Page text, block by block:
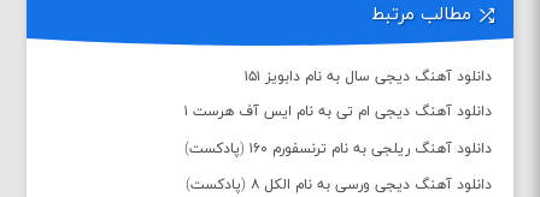
مطالب مرتبط
دانلود آهنگ دیجی سال به نام دابویز ۱۵۱
دانلود آهنگ دیجی ام تی به نام ایس آف هرست ۱
دانلود آهنگ ریلجی به نام ترنسفورم ۱۶۰ (پادکست)
دانلود آهنگ دیجی ورسی به نام الکل ۸ (پادکست)